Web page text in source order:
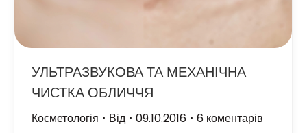
УЛЬТРАЗВУКОВА ТА МЕХАНІЧНА
ЧИСТКА ОБЛИЧЧЯ
Косметологія Від 09.10.2016
6 коментарів